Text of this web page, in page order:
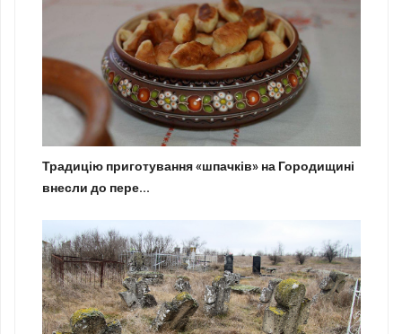
Традицію приготування «шпачків» на Городищині
внесли до пере...